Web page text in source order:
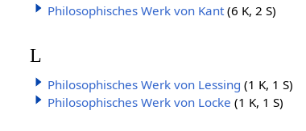
Philosophisches Werk von Kant (6 K, 2 S)
L
Philosophisches Werk von Lessing (1 K, 1 S)
Philosophisches Werk von Locke (1 K, 1 S)